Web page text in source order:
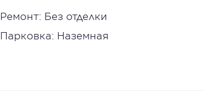
Ремонт: Без отделки
Парковка: Наземная